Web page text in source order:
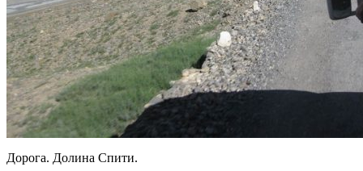
Дорога. Долина Спити.